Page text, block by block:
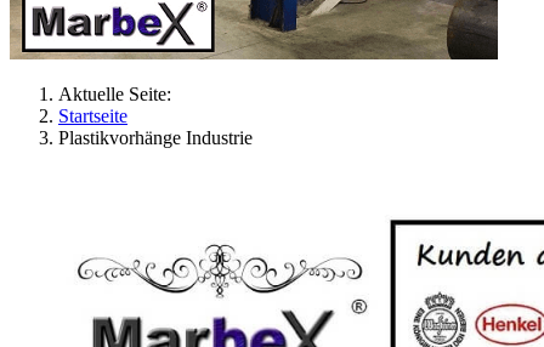
Aktuelle Seite:
Startseite
Plastikvorhänge Industrie